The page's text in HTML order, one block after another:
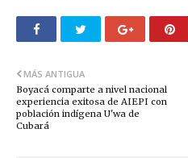
MÁS ANTIGUA
Boyacá comparte a nivel nacional
experiencia exitosa de AIEPI con
población indígena U'wa de
Cubará